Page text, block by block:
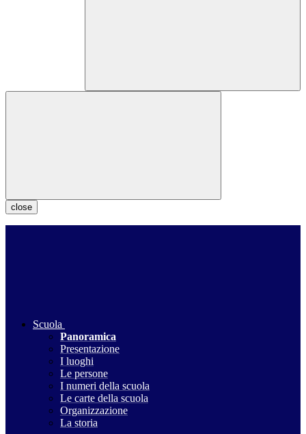
close
Scuola
Panoramica
Presentazione
I luoghi
Le persone
I numeri della scuola
Le carte della scuola
Organizzazione
La storia